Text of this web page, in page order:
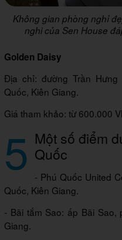
Không gian phòng nghỉ
nghi của Sen House
Golden Daisy
Địa chỉ: đường Trần
Quốc, Kiên Giang.
Giá tham khảo: từ 600.000
5 Một số điểm
Quốc
- Phú Quốc United
Quốc, Kiên Giang.
- Bãi tắm Sao: ấp Bãi Sao,
Giang.